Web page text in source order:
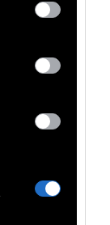
Στη
ως
τη
για 15
με
χρώμα
το σιρόπι